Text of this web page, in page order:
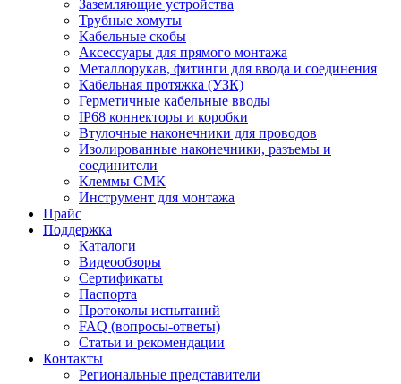
Заземляющие устройства
Трубные хомуты
Кабельные скобы
Аксессуары для прямого монтажа
Металлорукав, фитинги для ввода и соединения
Кабельная протяжка (УЗК)
Герметичные кабельные вводы
IP68 коннекторы и коробки
Втулочные наконечники для проводов
Изолированные наконечники, разъемы и
соединители
Клеммы СМК
Инструмент для монтажа
Прайс
Поддержка
Каталоги
Видеообзоры
Сертификаты
Паспорта
Протоколы испытаний
FAQ (вопросы-ответы)
Статьи и рекомендации
Контакты
Региональные представители